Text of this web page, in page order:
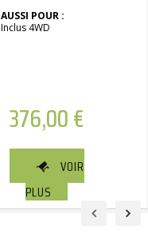
AUSSI POUR :
Inclus 4WD
376,00€
VOIR
PLUS